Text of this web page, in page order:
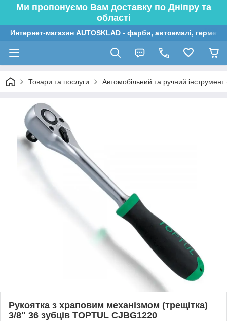
Ми пропонуємо Вам доставку по Дніпру та
області
Интернет-магазин AUTOSKLAD - фарби, автоемалі,
Товари та послуги Автомобільний та ручний
Рукоятка з храповим механізмом (трещітка)
3/8" 36 зубців TOPTUL CJBG1220